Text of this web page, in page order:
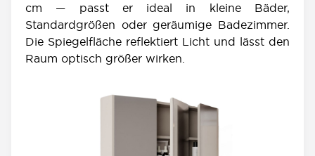
cm — passt er ideal in kleine Bäder,
Standardgrößen oder geräumige Badezimmer.
Die Spiegelfläche reflektiert Licht und lässt den
Raum optisch größer wirken.